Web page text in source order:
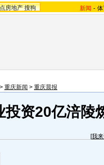
房地产 搜狗 新闻 -
> 重庆新闻 > 重庆晨报
投资20亿涪陵
[我